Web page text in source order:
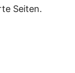
Seiten.